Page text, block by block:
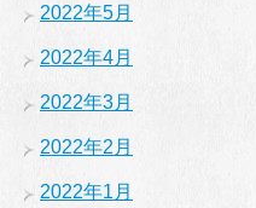
2022年5月
2022年4月
2022年3月
2022年2月
2022年1月